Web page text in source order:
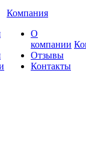
Компания
О
компании
Отзывы
Контакты